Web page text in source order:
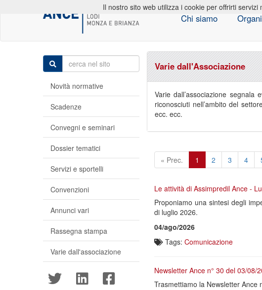
Chi siamo
Varie dall'Associazione
Varie dall’associazione
riconosciuti nell’ambito del
ecc. ecc.
« Prec. 1 2 3 4
Le attività di Assimpredil Ance -
Proponiamo una sintesi degli
di luglio 2026.
04/ago/2026
Tags: Comunicazione
Newsletter Ance n° 30 del 03/08/
Trasmettiamo la Newsletter Ance
Novità normative
Scadenze
Convegni e seminari
Dossier tematici
Servizi e sportelli
Convenzioni
Annunci vari
Rassegna stampa
Varie dall'associazione
Il nostro sito web utilizza i cookie per offrirti